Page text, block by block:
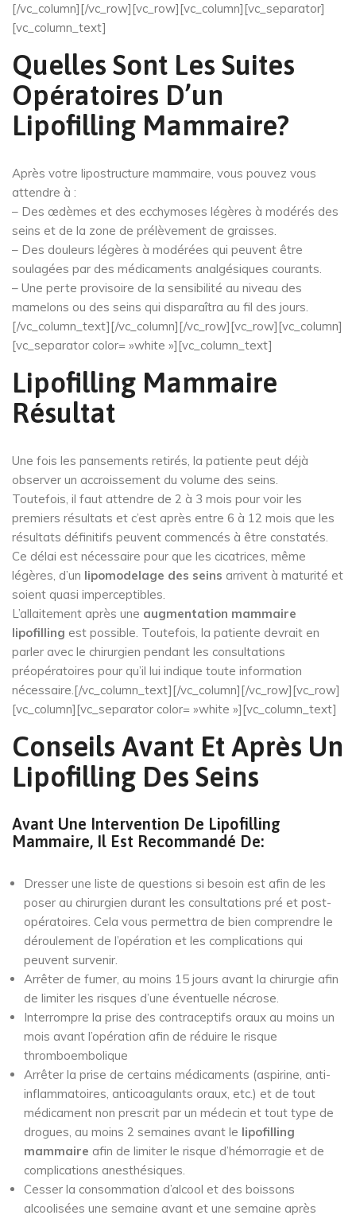
[/vc_column][/vc_row][vc_row][vc_column][vc_separator]
[vc_column_text]
Quelles Sont Les Suites
Opératoires D’un
Lipofilling Mammaire?
Après votre lipostructure mammaire, vous pouvez vous
attendre à :
– Des œdèmes et des ecchymoses légères à modérés des
seins et de la zone de prélèvement de graisses.
– Des douleurs légères à modérées qui peuvent être
soulagées par des médicaments analgésiques courants.
– Une perte provisoire de la sensibilité au niveau des
mamelons ou des seins qui disparaîtra au fil des jours.
[/vc_column_text][/vc_column][/vc_row][vc_row][vc_column]
[vc_separator color= »white »][vc_column_text]
Lipofilling Mammaire
Résultat
Une fois les pansements retirés, la patiente peut déjà
observer un accroissement du volume des seins.
Toutefois, il faut attendre de 2 à 3 mois pour voir les
premiers résultats et c’est après entre 6 à 12 mois que les
résultats définitifs peuvent commencés à être constatés.
Ce délai est nécessaire pour que les cicatrices, même
légères, d’un lipomodelage des seins arrivent à maturité et
soient quasi imperceptibles.
L’allaitement après une augmentation mammaire
lipofilling est possible. Toutefois, la patiente devrait en
parler avec le chirurgien pendant les consultations
préopératoires pour qu’il lui indique toute information
nécessaire.[/vc_column_text][/vc_column][/vc_row][vc_row]
[vc_column][vc_separator color= »white »][vc_column_text]
Conseils Avant Et Après Un
Lipofilling Des Seins
Avant Une Intervention De Lipofilling
Mammaire, Il Est Recommandé De:
Dresser une liste de questions si besoin est afin de les
poser au chirurgien durant les consultations pré et post-
opératoires. Cela vous permettra de bien comprendre le
déroulement de l’opération et les complications qui
peuvent survenir.
Arrêter de fumer, au moins 15 jours avant la chirurgie afin
de limiter les risques d’une éventuelle nécrose.
Interrompre la prise des contraceptifs oraux au moins un
mois avant l’opération afin de réduire le risque
thromboembolique
Arrêter la prise de certains médicaments (aspirine, anti-
inflammatoires, anticoagulants oraux, etc.) et de tout
médicament non prescrit par un médecin et tout type de
drogues, au moins 2 semaines avant le lipofilling
mammaire afin de limiter le risque d’hémorragie et de
complications anesthésiques.
Cesser la consommation d’alcool et des boissons
alcoolisées une semaine avant et une semaine après